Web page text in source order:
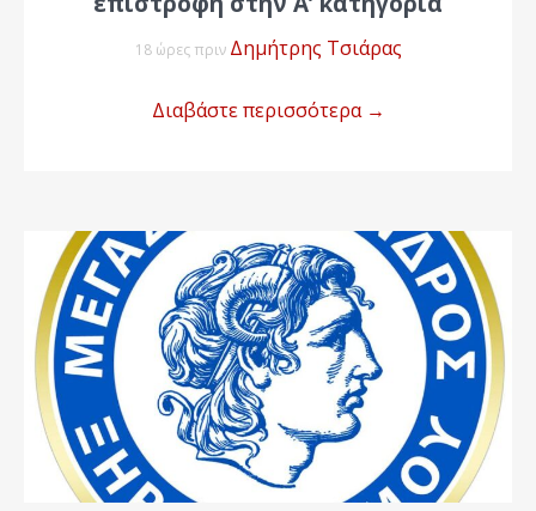
18 ώρες πριν Δημήτρης Τσιάρας
Διαβάστε περισσότερα →